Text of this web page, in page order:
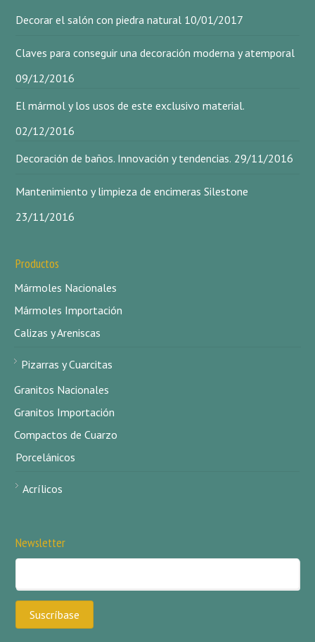
Decorar el salón con piedra natural 10/01/2017
Claves para conseguir una decoración moderna y atemporal
09/12/2016
El mármol y los usos de este exclusivo material.
02/12/2016
Decoración de baños. Innovación y tendencias. 29/11/2016
Mantenimiento y limpieza de encimeras Silestone
23/11/2016
Productos
Mármoles Nacionales
Mármoles Importación
Calizas y Areniscas
Pizarras y Cuarcitas
Granitos Nacionales
Granitos Importación
Compactos de Cuarzo
Porcelánicos
Acrílicos
Newsletter